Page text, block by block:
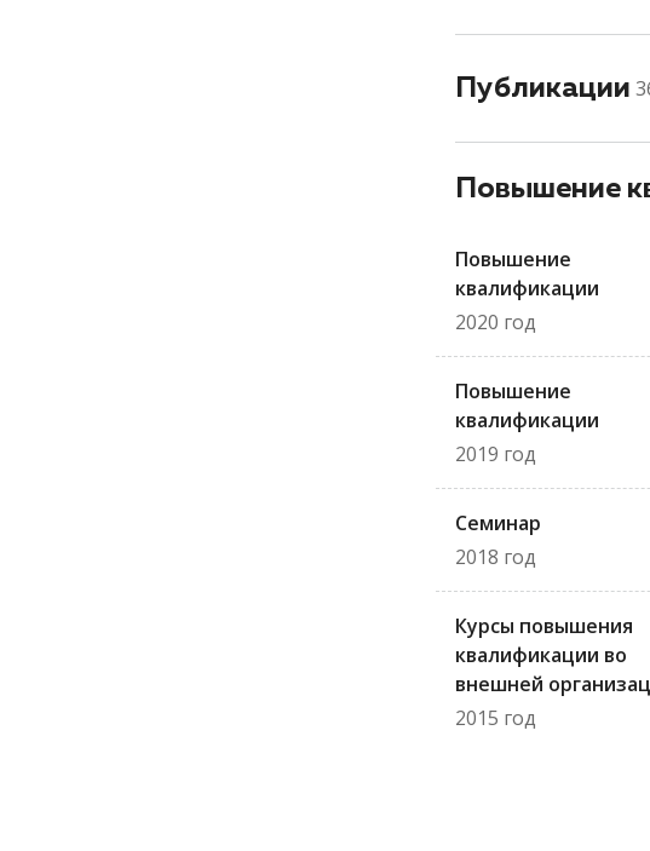
Публикации
Повышение
Повышение
квалификации
2020 год
Повышение
квалификации
2019 год
Семинар
2018 год
Курсы повышения
квалификации во
внешней
2015 год